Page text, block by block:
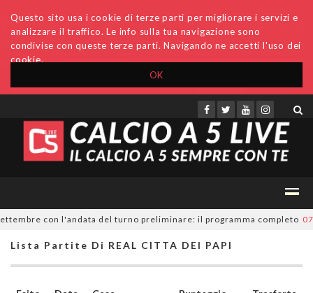
OK
Questo sito usa i cookie di terze parti per migliorare i servizi e
analizzare il traffico. Le info sulla tua navigazione sono
condivise con queste terze parti. Navigando ne accetti l'uso dei
cookie.
Accedi Archivio Invio comunicati Redazione
con l'andata del turno preliminare: il programma completo 07/
Lista Partite Di REAL CITTA DEI PAPI